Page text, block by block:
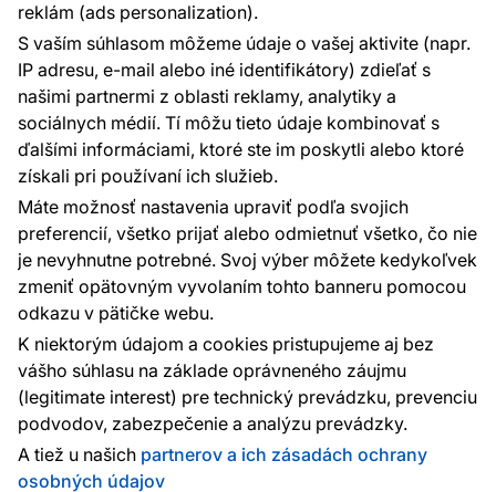
reklám (ads personalization).
S vaším súhlasom môžeme údaje o vašej aktivite (napr.
IP adresu, e-mail alebo iné identifikátory) zdieľať s
našimi partnermi z oblasti reklamy, analytiky a
sociálnych médií. Tí môžu tieto údaje kombinovať s
ďalšími informáciami, ktoré ste im poskytli alebo ktoré
získali pri používaní ich služieb.
Máte možnosť nastavenia upraviť podľa svojich
preferencií, všetko prijať alebo odmietnuť všetko, čo nie
je nevyhnutne potrebné. Svoj výber môžete kedykoľvek
zmeniť opätovným vyvolaním tohto banneru pomocou
odkazu v pätičke webu.
K niektorým údajom a cookies pristupujeme aj bez
vášho súhlasu na základe oprávneného záujmu
(legitimate interest) pre technický prevádzku, prevenciu
podvodov, zabezpečenie a analýzu prevádzky.
A tiež u našich partnerov a ich zásadách ochrany
osobných údajov
Kontakty
Sme tu pre vás 24 hodín denne, 7 dní v
týždni
+420 777 004 021
info@vavex.cz
Vavex 1990 s.r.o., IČ: 26776251, DIČ: CZ26776251
Dělostřelecká 330, Příbram 261 01
Ďalšie kontakty
Platobné metódy:
Platby zaisťuje:
Ochrana osobných údajovCookies